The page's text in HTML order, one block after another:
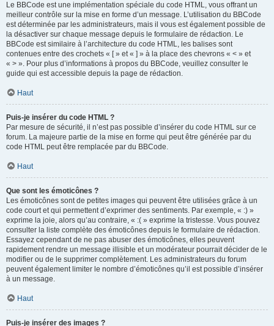
Le BBCode est une implémentation spéciale du code HTML, vous offrant un
meilleur contrôle sur la mise en forme d’un message. L’utilisation du BBCode
est déterminée par les administrateurs, mais il vous est également possible de
la désactiver sur chaque message depuis le formulaire de rédaction. Le
BBCode est similaire à l’architecture du code HTML, les balises sont
contenues entre des crochets « [ » et « ] » à la place des chevrons « < » et
« > ». Pour plus d’informations à propos du BBCode, veuillez consulter le
guide qui est accessible depuis la page de rédaction.
Haut
Puis-je insérer du code HTML ?
Par mesure de sécurité, il n’est pas possible d’insérer du code HTML sur ce
forum. La majeure partie de la mise en forme qui peut être générée par du
code HTML peut être remplacée par du BBCode.
Haut
Que sont les émoticônes ?
Les émoticônes sont de petites images qui peuvent être utilisées grâce à un
code court et qui permettent d’exprimer des sentiments. Par exemple, « :) »
exprime la joie, alors qu’au contraire, « :( » exprime la tristesse. Vous pouvez
consulter la liste complète des émoticônes depuis le formulaire de rédaction.
Essayez cependant de ne pas abuser des émoticônes, elles peuvent
rapidement rendre un message illisible et un modérateur pourrait décider de le
modifier ou de le supprimer complètement. Les administrateurs du forum
peuvent également limiter le nombre d’émoticônes qu’il est possible d’insérer
à un message.
Haut
Puis-je insérer des images ?